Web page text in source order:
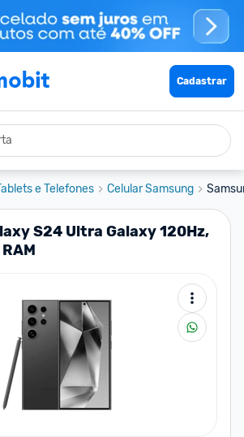
Cadastrar
e Telefones Celular Samsung
S24 Ultra Galaxy 120Hz,